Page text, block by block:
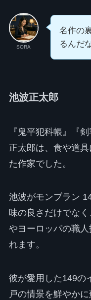
SORA
名作の
るんだ
池波正太郎
『鬼平犯科帳』『
正太郎は、食や道
た作家でした。
池波がモンブラン
味の良さだけでな
やヨーロッパの職
れます。
彼が愛用した149の
戸の情景を鮮やか